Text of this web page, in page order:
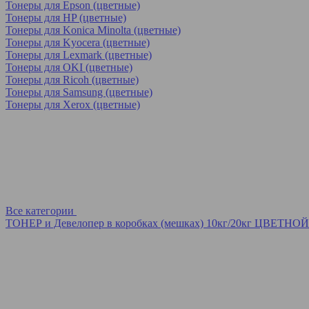
Тонеры для Epson (цветные)
Тонеры для HP (цветные)
Тонеры для Konica Minolta (цветные)
Тонеры для Kyocera (цветные)
Тонеры для Lexmark (цветные)
Тонеры для OKI (цветные)
Тонеры для Ricoh (цветные)
Тонеры для Samsung (цветные)
Тонеры для Xerox (цветные)
Все категории
ТОНЕР и Девелопер в коробках (мешках) 10кг/20кг ЦВЕТНОЙ